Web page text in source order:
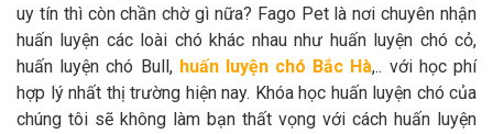
uy tín thì còn chần chờ gì nữa? Fago Pet là nơi chuyên nhận
huấn luyện các loài chó khác nhau như huấn luyện chó cỏ,
huấn luyện chó Bull, huấn luyện chó Bắc Hà,.. với học phí
hợp lý nhất thị trường hiện nay. Khóa học huấn luyện chó của
chúng tôi sẽ không làm bạn thất vọng với cách huấn luyện